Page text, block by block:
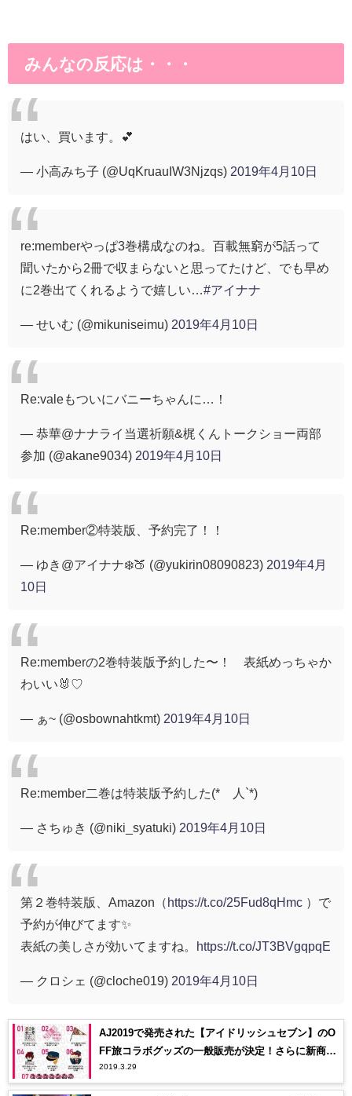
みんなの反応は・・・
はい、買います。💕
— 小高みち子 (@UqKruauIW3Njzqs) 2019年4月10日
re:memberやっぱ3巻構成なのね。百載無窮が5話って
聞いたから2冊で収まらないと思ってたけど、でも早め
に2巻出てくれるようで嬉しい… #アイナナ
— せいむ (@mikuniseimu) 2019年4月10日
Re:valeもついにバニーちゃんに…！
— 恭華@ナナライ当選祈願&梶くんトークショー両部
参加 (@akane9034) 2019年4月10日
Re:member②特装版、予約完了！！
— ゆき@アイナナ❄️🍑 (@yukirin08090823) 2019年4月
10日
Re:memberの2巻特装版予約した〜！ 表紙めっちゃか
わいい🐰♡
— ぁ~ (@osbownahtkmt) 2019年4月10日
Re:member二巻は特装版予約した(*´人`*)
— さちゅき (@niki_syatuki) 2019年4月10日
第２巻特装版、Amazon（ https://t.co/25Fud8qHmc ）で
予約が伸びてます✨
表紙の美しさが効いてますね。
https://t.co/JT3BVgqpqE
— クロシェ (@cloche019) 2019年4月10日
AJ2019で発売された【アイドリッシュセブン】のO
FF旅コラボグッズの一般販売が決定！さらに新商品
も？詳細が待ち遠しい…！
2019.3.29